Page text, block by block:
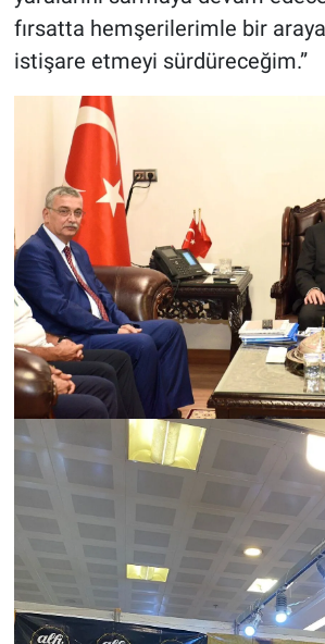
fırsatta hemşerilerimle bir
istişare etmeyi sürdüreceğim.”